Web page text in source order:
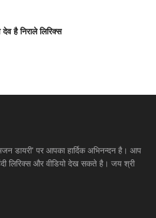
देव है निराले लिरिक्स
डायरी' पर आपका हार्दिक अभिनन्दन है। आप
लिरिक्स और वीडियो देख सकते है। जय श्री